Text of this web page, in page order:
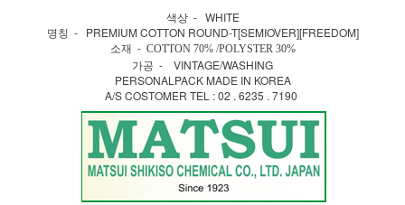
색상 - WHITE
명칭 - PREMIUM COTTON ROUND-T[SEMIOVER][FREEDOM]
소재 - COTTON 70% /POLYSTER 30%
가공 - VINTAGE/WASHING
PERSONALPACK MADE IN KOREA
A/S COSTOMER TEL : 02 . 6235 . 7190